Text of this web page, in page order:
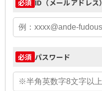
必須 ID（メールアドレス）
必須 パスワード